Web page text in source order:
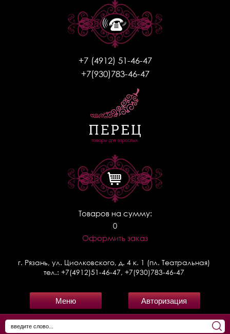
+7 (4912) 51-46-47
+7(930)783-46-47
Товаров на сумму:
0
Оформить заказ
г. Рязань, ул. Циолковского, д. 4 к. 1 (пл. Театральная)
тел.: +7(4912)51-46-47, +7(930)783-46-47
Меню Авторизация